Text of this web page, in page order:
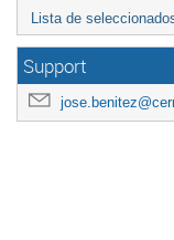
Lista de
Support